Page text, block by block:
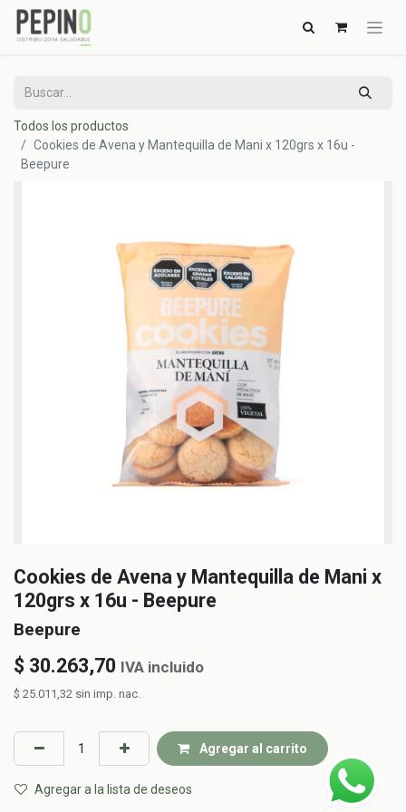
Todos los productos
Cookies de Avena y Mantequilla de Mani x 120grs x 16u -
Beepure
Cookies de Avena y Mantequilla de Mani x
120grs x 16u - Beepure
Beepure
$ 30.263,70 IVA incluido
$ 25.011,32 sin imp. nac.
Agregar al carrito
Agregar a la lista de deseos